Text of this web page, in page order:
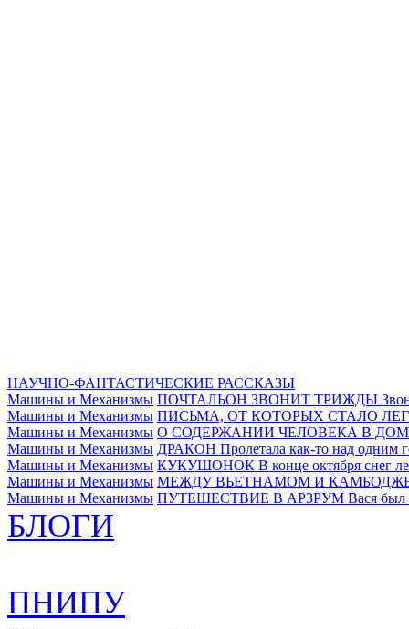
НАУЧНО-ФАНТАСТИЧЕСКИЕ РАССКАЗЫ
Машины и Механизмы ПОЧТАЛЬОН ЗВОНИТ ТРИЖДЫ
Машины и Механизмы ПИСЬМА, ОТ КОТОРЫХ СТАЛО
Машины и Механизмы О СОДЕРЖАНИИ ЧЕЛОВЕКА В
Машины и Механизмы ДРАКОН Пролетала как-то над одним
Машины и Механизмы КУКУШОНОК В конце октября снег
Машины и Механизмы МЕЖДУ ВЬЕТНАМОМ И
Машины и Механизмы ПУТЕШЕСТВИЕ В АРЗРУМ Вася был
БЛОГИ
ПНИПУ